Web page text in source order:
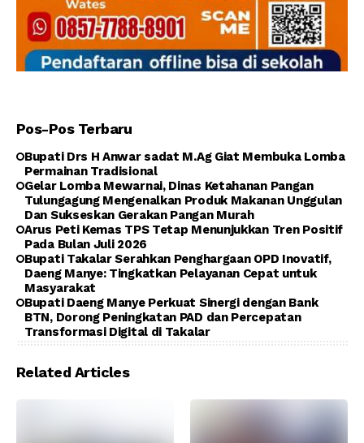
Pos-Pos Terbaru
Bupati Drs H Anwar sadat M.Ag Giat Membuka Lomba
Permainan Tradisional
Gelar Lomba Mewarnai, Dinas Ketahanan Pangan
Tulungagung Mengenalkan Produk Makanan Unggulan
Dan Sukseskan Gerakan Pangan Murah
Arus Peti Kemas TPS Tetap Menunjukkan Tren Positif
Pada Bulan Juli 2026
Bupati Takalar Serahkan Penghargaan OPD Inovatif,
Daeng Manye: Tingkatkan Pelayanan Cepat untuk
Masyarakat
Bupati Daeng Manye Perkuat Sinergi dengan Bank
BTN, Dorong Peningkatan PAD dan Percepatan
Transformasi Digital di Takalar
Related Articles